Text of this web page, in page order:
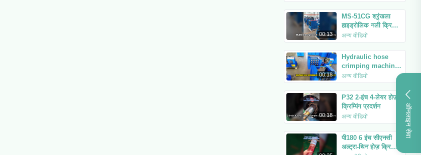
ऑनलाइन सेवा
00:13
MS-51CG श्रृंखला
हाइड्रोलिक नली क्रिम्पिंग
मशीनें पैक और शिपमेंट के
लिए तैयार हैं
अन्य वीडियो
00:18
Hydraulic hose
crimping machine
MS-51KH packed
and ready for
shipment.
अन्य वीडियो
00:18
P32 2-इंच 4-लेयर होज़
क्रिम्पिंग प्रदर्शन
अन्य वीडियो
पी180 6 इंच सीएनसी
अल्ट्रा-थिन होज़ क्रिम्पिंग